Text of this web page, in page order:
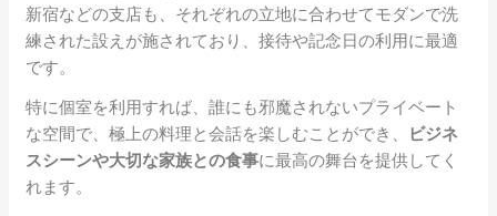
新宿などの支店も、それぞれの立地に合わせてモダンで洗
練された設えが施されており、接待や記念日の利用に最適
です。
特に個室を利用すれば、誰にも邪魔されないプライベート
な空間で、極上の料理と会話を楽しむことができ、
ビジネ
スシーンや大切な家族との食事に最高の舞台を提供してく
れます。